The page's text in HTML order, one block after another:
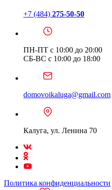
+7 (484) 275-50-50
ПН-ПТ с 10:00 до 20:00
СБ-ВС с 10:00 до 18:00
domovoikaluga@gmail.com
Калуга, ул. Ленина 70
Политика конфиденциальности